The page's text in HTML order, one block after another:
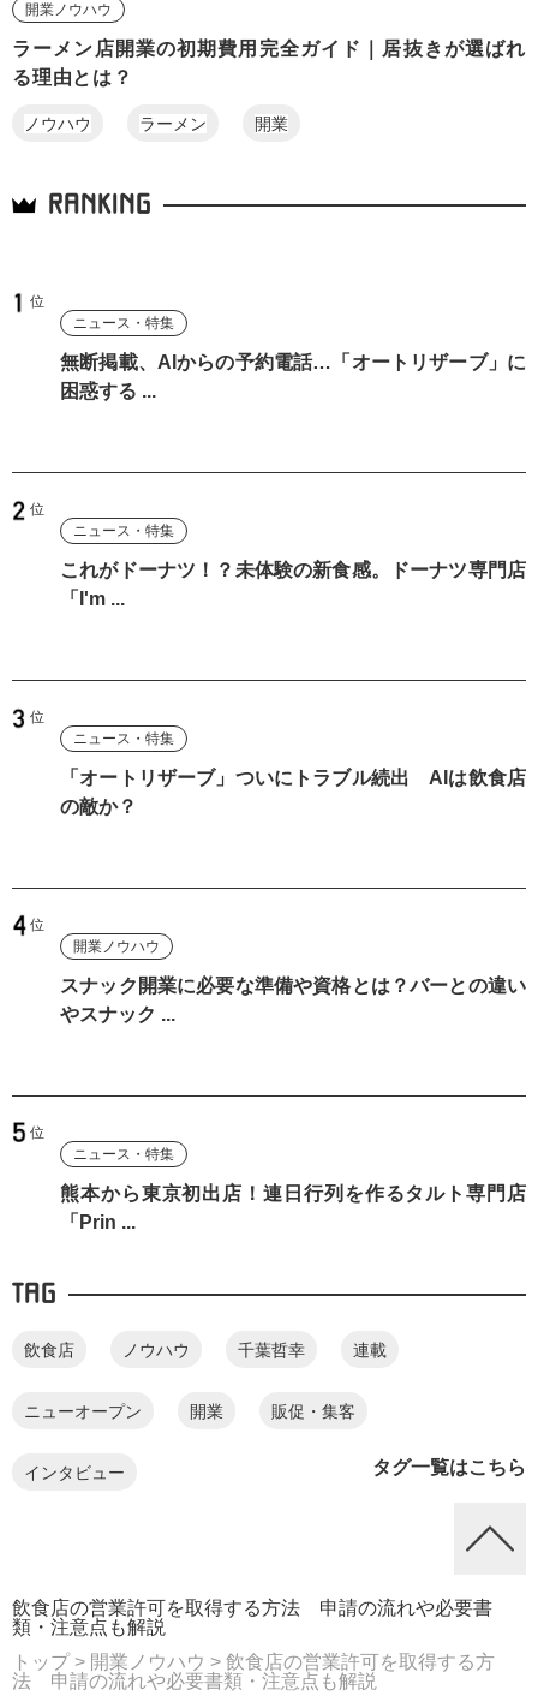
開業ノウハウ
ラーメン店開業の初期費用完全ガイド｜居抜きが選ばれ
る理由とは？
ノウハウ ラーメン 開業
RANKING
ニュース・特集
無断掲載、AIからの予約電話…「オートリザーブ」に
困惑する ...
ニュース・特集
これがドーナツ！？未体験の新食感。ドーナツ専門店
「I'm ...
ニュース・特集
「オートリザーブ」ついにトラブル続出 AIは飲食店
の敵か？
開業ノウハウ
スナック開業に必要な準備や資格とは？バーとの違い
やスナック ...
ニュース・特集
熊本から東京初出店！連日行列を作るタルト専門店
「Prin ...
TAG
飲食店 ノウハウ 千葉哲幸 連載
ニューオープン 開業 販促・集客
インタビュー タグ一覧はこちら
飲食店の営業許可を取得する方法 申請の流れや必要書
類・注意点も解説
トップ> 開業ノウハウ > 飲食店の営業許可を取得する方
法 申請の流れや必要書類・注意点も解説